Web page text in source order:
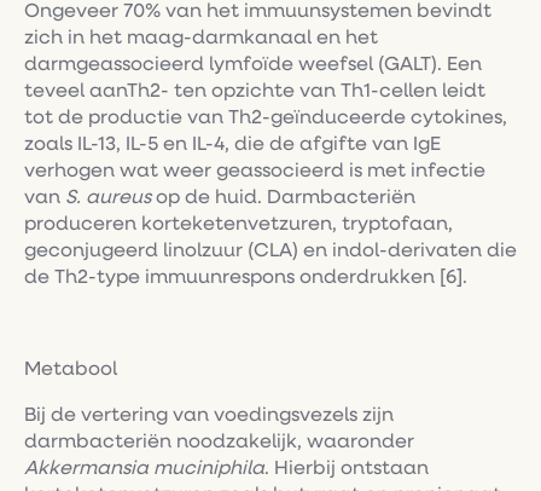
Ongeveer 70% van het immuunsystemen bevindt
zich in het maag-darmkanaal en het
darmgeassocieerd lymfoïde weefsel (GALT). Een
teveel aanTh2- ten opzichte van Th1-cellen leidt
tot de productie van Th2-geïnduceerde cytokines,
zoals IL-13, IL-5 en IL-4, die de afgifte van IgE
verhogen wat weer geassocieerd is met infectie
van S. aureusop de huid. Darmbacteriën
produceren korteketenvetzuren, tryptofaan,
geconjugeerd linolzuur (CLA) en indol-derivaten die
de Th2-type immuunrespons onderdrukken [6].
Metabool
Bij de vertering van voedingsvezels zijn
darmbacteriën noodzakelijk, waaronder
Akkermansia muciniphila. Hierbij ontstaan